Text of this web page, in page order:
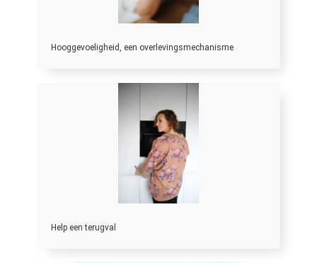
Hooggevoeligheid, een overlevingsmechanisme
Help een terugval